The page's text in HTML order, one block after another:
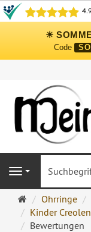
☀
Code
Navigation
Ohrringe
Ohrstecker
Onlineshop
Ohrringe
Kinder
Bewertungen